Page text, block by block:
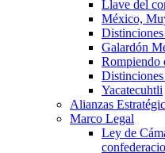
Llave del
México,
Galardón
Rompiendo
Yacatecuhtli
Alianzas
Marco Legal
Ley de